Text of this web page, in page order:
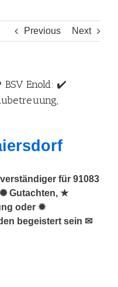
Previous Next
BSV Enold: ✔️
für 91083
Gutachten, ★
oder ✹
begeistert sein ✉